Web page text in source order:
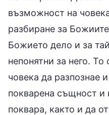
възможност на
разбиране за
Божието дело и за
непонятни за него.
човека да разпознае
покварена същност и
поквара, както и да